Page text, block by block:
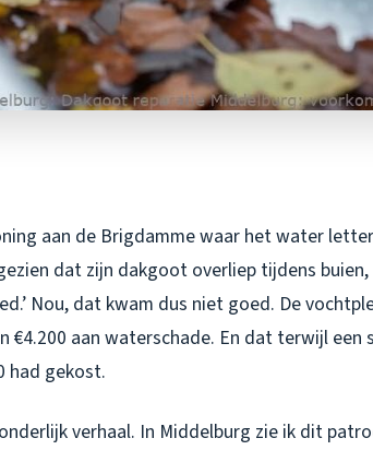
aan de Brigdamme waar het water
dat zijn dakgoot overliep tijdens
Nou, dat kwam dus niet goed. De
€4.200 aan waterschade. En dat terwijl een
had gekost.
verhaal. In Middelburg zie ik dit